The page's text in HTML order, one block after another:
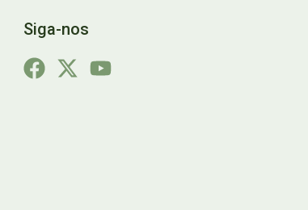
Siga-nos